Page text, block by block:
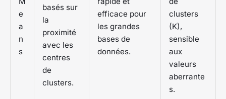
e
a
n
s
basés sur
la
proximité
avec les
centres
de
clusters.
efficace pour
les grandes
bases de
données.
clusters
(K),
sensible
aux
valeurs
aberrante
s.